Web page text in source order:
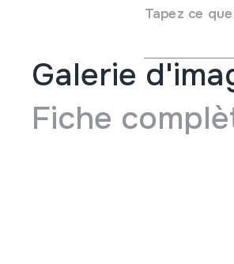
Tapez ce
Type d'instrument de musique
Galerie
Fiche